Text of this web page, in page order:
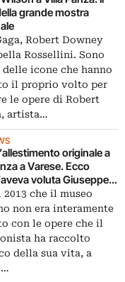
grande mostra
Robert Downey
Rossellini. Sono
delle icone che hanno
il proprio volto per
le opere di Robert
artista…
originale a
a Varese. Ecco
voluta Giuseppe
Biumo
2013 che il museo
non era interamente
con le opere che il
ha raccolto
della sua vita, a